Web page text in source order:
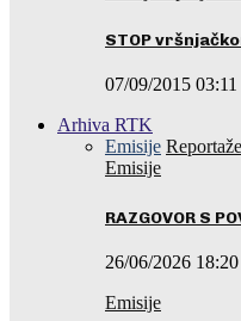
STOP
07/09/2015 03:11
Arhiva RTK
Emisije Reportaže
Emisije
RAZGOVOR S
26/06/2026 18:20
Emisije